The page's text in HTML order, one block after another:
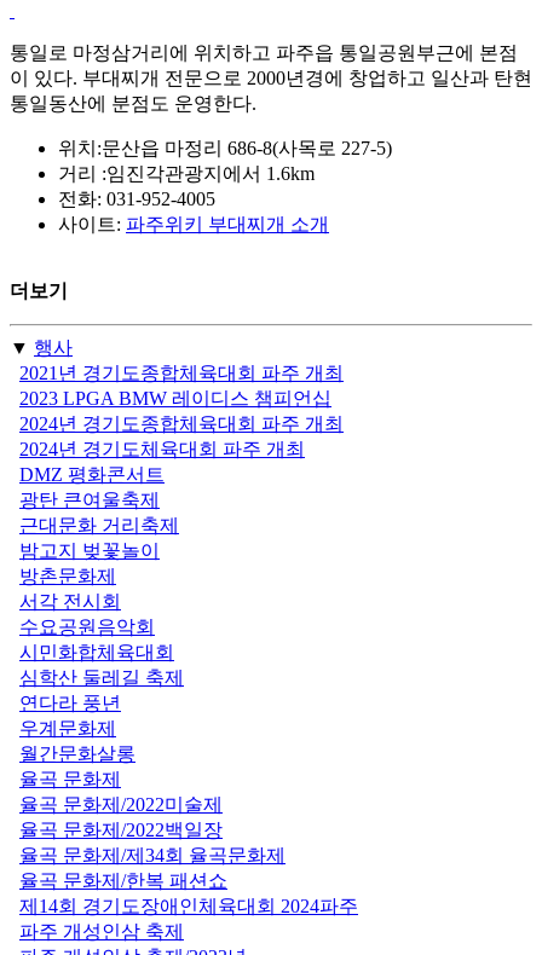
통일로 마정삼거리에 위치하고 파주읍 통일공원부근에 본점
이 있다. 부대찌개 전문으로 2000년경에 창업하고 일산과 탄현
통일동산에 분점도 운영한다.
위치:문산읍 마정리 686-8(사목로 227-5)
거리 :임진각관광지에서 1.6km
전화: 031-952-4005
사이트: 파주위키 부대찌개 소개
더보기
▼ 행사
2021년 경기도종합체육대회 파주 개최
2023 LPGA BMW 레이디스 챔피언십
2024년 경기도종합체육대회 파주 개최
2024년 경기도체육대회 파주 개최
DMZ 평화콘서트
광탄 큰여울축제
근대문화 거리축제
밤고지 벚꽃놀이
방촌문화제
서각 전시회
수요공원음악회
시민화합체육대회
심학산 둘레길 축제
연다라 풍년
우계문화제
월간문화살롱
율곡 문화제
율곡 문화제/2022미술제
율곡 문화제/2022백일장
율곡 문화제/제34회 율곡문화제
율곡 문화제/한복 패션쇼
제14회 경기도장애인체육대회 2024파주
파주 개성인삼 축제